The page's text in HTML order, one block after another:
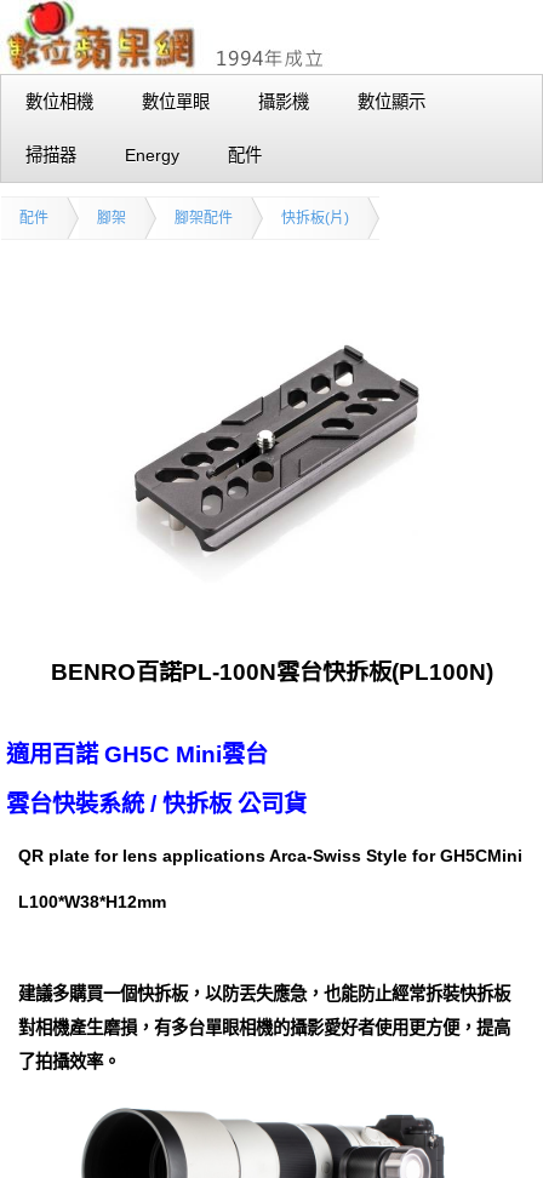
數位相機 數位單眼 攝影機 數位顯示
掃描器 Energy 配件
配件 腳架 腳架配件 快拆板(片)
BENRO百諾PL-100N雲台快拆板(PL100N)
適用百諾 GH5C Mini雲台
雲台快裝系統 / 快拆板 公司貨
QR plate for lens applications Arca-Swiss Style for GH5CMini
L100*W38*H12mm
建議多購買一個快拆板，以防丟失應急，也能防止經常拆裝快拆板
對相機產生磨損，有多台單眼相機的攝影愛好者使用更方便，提高
了拍攝效率。